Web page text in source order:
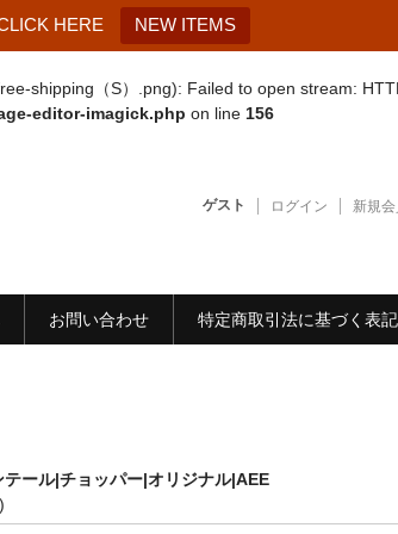
HERE NEW ITEMS
shipping（S）.png): Failed to open stream:
editor-imagick.php on line 156
ゲスト ログイン 新規
お問い合わせ 特定商取引法に基づく表記
テール|チョッパー|オリジナル|AEE